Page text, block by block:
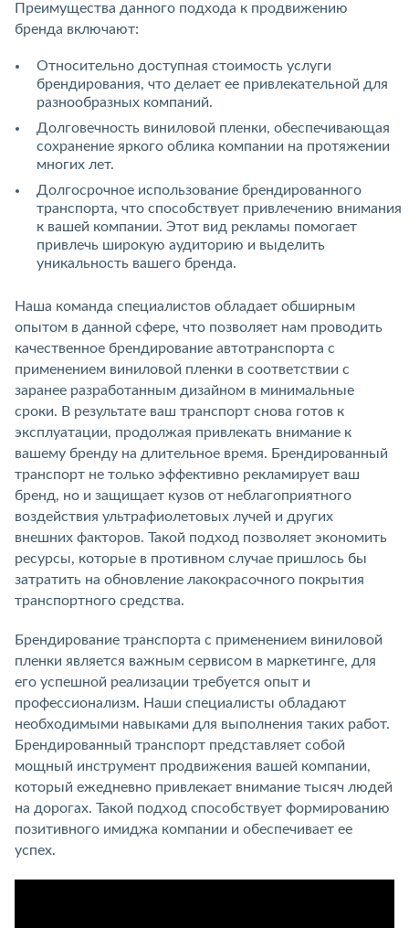
Преимущества данного подхода к продвижению
бренда включают:
Относительно доступная стоимость услуги
брендирования, что делает ее привлекательной для
разнообразных компаний.
Долговечность виниловой пленки, обеспечивающая
сохранение яркого облика компании на протяжении
многих лет.
Долгосрочное использование брендированного
транспорта, что способствует привлечению внимания
к вашей компании. Этот вид рекламы помогает
привлечь широкую аудиторию и выделить
уникальность вашего бренда.
Наша команда специалистов обладает обширным
опытом в данной сфере, что позволяет нам проводить
качественное брендирование автотранспорта с
применением виниловой пленки в соответствии с
заранее разработанным дизайном в минимальные
сроки. В результате ваш транспорт снова готов к
эксплуатации, продолжая привлекать внимание к
вашему бренду на длительное время. Брендированный
транспорт не только эффективно рекламирует ваш
бренд, но и защищает кузов от неблагоприятного
воздействия ультрафиолетовых лучей и других
внешних факторов. Такой подход позволяет экономить
ресурсы, которые в противном случае пришлось бы
затратить на обновление лакокрасочного покрытия
транспортного средства.
Брендирование транспорта с применением виниловой
пленки является важным сервисом в маркетинге, для
его успешной реализации требуется опыт и
профессионализм. Наши специалисты обладают
необходимыми навыками для выполнения таких работ.
Брендированный транспорт представляет собой
мощный инструмент продвижения вашей компании,
который ежедневно привлекает внимание тысяч людей
на дорогах. Такой подход способствует формированию
позитивного имиджа компании и обеспечивает ее
успех.